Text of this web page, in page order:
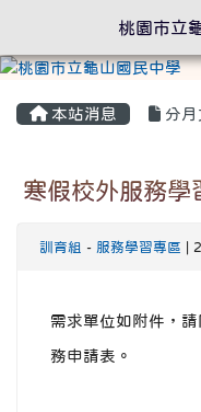
本站消息 分月
寒假校外服務學
訓育組 - 服務學習專區 |
需求單位如附件，
務申請表。
桃園市立